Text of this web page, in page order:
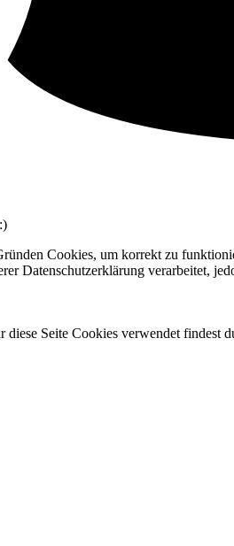
Cookies, um korrekt zu
Datenschutzerklärung verarbeitet,
Seite Cookies verwendet findest